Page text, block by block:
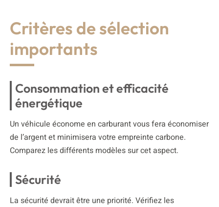
Critères de sélection
importants
Consommation et efficacité
énergétique
Un véhicule économe en carburant vous fera économiser
de l’argent et minimisera votre empreinte carbone.
Comparez les différents modèles sur cet aspect.
Sécurité
La sécurité devrait être une priorité. Vérifiez les